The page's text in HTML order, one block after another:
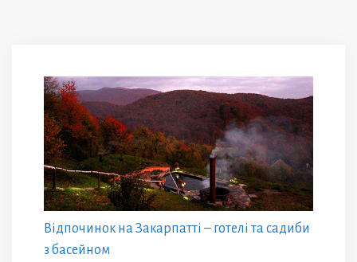
Відпочинок на Закарпатті – готелі та садиби
з басейном